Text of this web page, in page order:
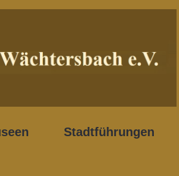
Stadtführungen